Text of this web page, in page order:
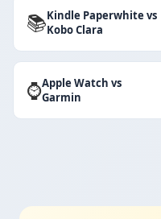
📚Kindle Paperwhite vs
Kobo Clara
⌚Apple Watch vs
Garmin